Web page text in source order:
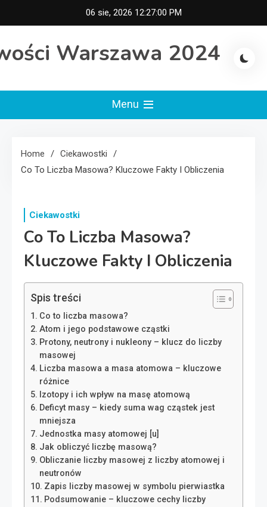
to
06 sie, 2026 12:27:00 PM
Warszawa 2024
Menu
Home
Ciekawostki
Co To Liczba Masowa? Kluczowe Fakty I Obliczenia
Ciekawostki
Co To Liczba Masowa?
Kluczowe Fakty I Obliczenia
Spis treści
Co to liczba masowa?
Atom i jego podstawowe cząstki
Protony, neutrony i nukleony – klucz do liczby
masowej
Liczba masowa a masa atomowa – kluczowe
różnice
Izotopy i ich wpływ na masę atomową
Deficyt masy – kiedy suma wag cząstek jest
mniejsza
Jednostka masy atomowej [u]
Jak obliczyć liczbę masową?
Obliczanie liczby masowej z liczby atomowej i
neutronów
Zapis liczby masowej w symbolu pierwiastka
Podsumowanie – kluczowe cechy liczby